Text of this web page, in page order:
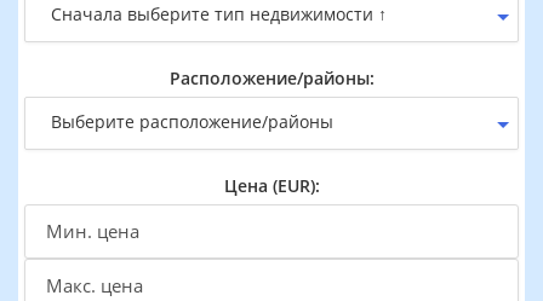
Сначала выберите тип недвижимости ↑
Расположение/районы:
Выберите расположение/районы
Цена (EUR):